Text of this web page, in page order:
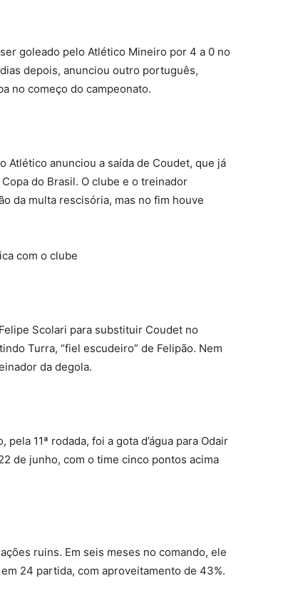
goleado pelo Atlético Mineiro por 4 a 0 no
depois, anunciou outro português,
no começo do campeonato.
Atlético anunciou a saída de Coudet, que já
do Brasil. O clube e o treinador
da multa rescisória, mas no fim houve
com o clube
Scolari para substituir Coudet no
Turra, “fiel escudeiro” de Felipão. Nem
da degola.
11ª rodada, foi a gota d’água para Odair
de junho, com o time cinco pontos acima
ruins. Em seis meses no comando, ele
24 partida, com aproveitamento de 43%.